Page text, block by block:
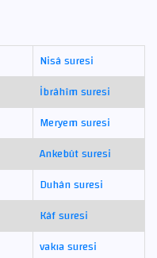
Nisâ suresi
İbrâhîm suresi
Meryem suresi
Ankebût suresi
Duhân suresi
Kâf suresi
vakıa suresi